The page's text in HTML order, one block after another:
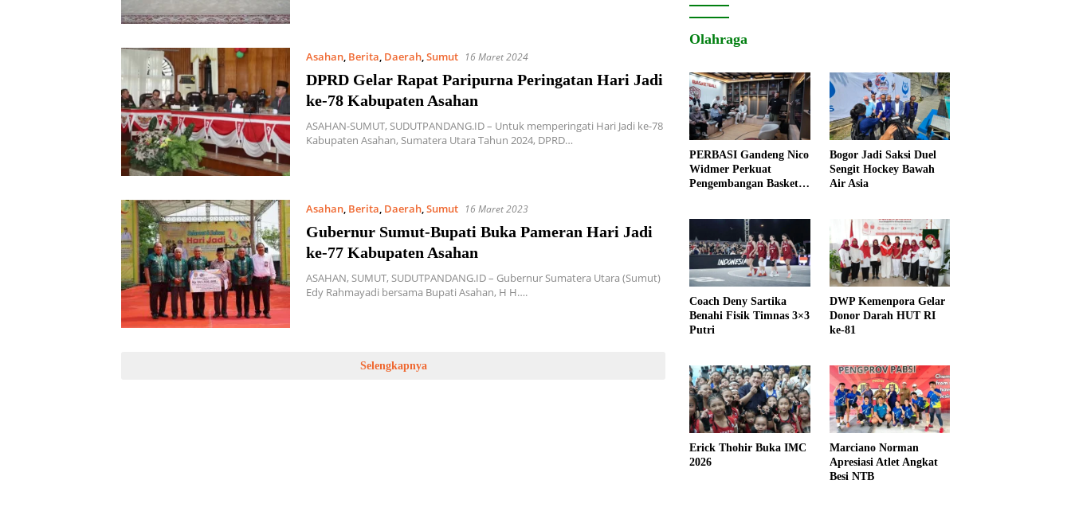
Asahan, Berita, Daerah,Sumut 16 Maret 2024
DPRD Gelar Rapat Paripurna Peringatan Hari Jadi
ke-78 Kabupaten Asahan
ASAHAN-SUMUT, SUDUTPANDANG.ID – Untuk memperingati Hari Jadi ke-78
Kabupaten Asahan, Sumatera Utara Tahun 2024, DPRD…
Asahan, Berita, Daerah,Sumut 16 Maret 2023
Gubernur Sumut-Bupati Buka Pameran Hari Jadi
ke-77 Kabupaten Asahan
ASAHAN, SUMUT, SUDUTPANDANG.ID – Gubernur Sumatera Utara (Sumut)
Edy Rahmayadi bersama Bupati Asahan, H H….
Selengkapnya
Olahraga
PERBASI Gandeng Nico
Widmer Perkuat
Pengembangan Basket
Bogor Jadi Saksi Duel
Sengit Hockey Bawah
Air Asia
Coach Deny Sartika
Benahi Fisik Timnas 3×3
Putri
DWP Kemenpora Gelar
Donor Darah HUT RI
ke-81
Erick Thohir Buka IMC
2026
Marciano Norman
Apresiasi Atlet Angkat
Besi NTB